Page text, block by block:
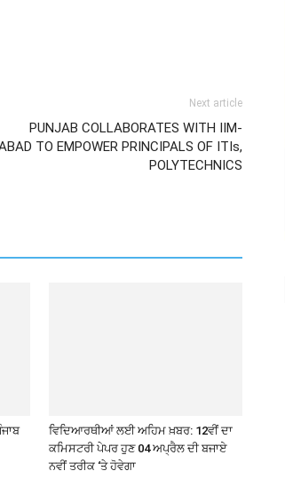
Next article
PUNJAB COLLABORATES WITH IIM-
TO EMPOWER PRINCIPALS OF ITIs,
POLYTECHNICS
ਵਿਦਿਆਰਥੀਆਂ ਲਈ ਅਹਿਮ ਖ਼ਬਰ: 12ਵੀਂ ਦਾ
ਕਮਿਸਟਰੀ ਪੇਪਰ ਹੁਣ 04 ਅਪ੍ਰੈਲ ਦੀ ਬਜਾਏ
ਨਵੀਂ ਤਰੀਕ ‘ਤੇ ਹੋਵੇਗਾ